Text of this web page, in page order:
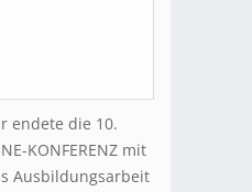
endete die 10.
KONFERENZ mit
Ausbildungsarbeit